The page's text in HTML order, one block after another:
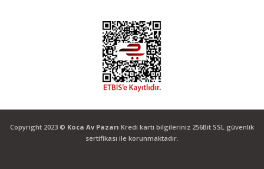
Copyright 2023 © Koca Av Pazarı Kredi kartı bilgileriniz 256Bit SSL güvenlik
sertifikası ile korunmaktadır.